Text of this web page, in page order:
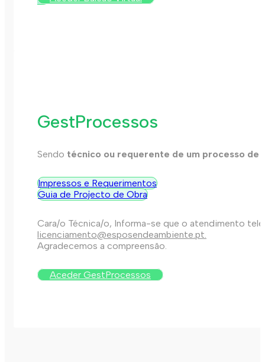
GestProcessos
Sendo técnico ou requerente de um processo de
Impressos e Requerimentos
Guia de Projecto de Obra
Cara/o Técnica/o, Informa-se que o atendimento
licenciamento@esposendeambiente.pt.
Agradecemos a compreensão.
Aceder GestProcessos